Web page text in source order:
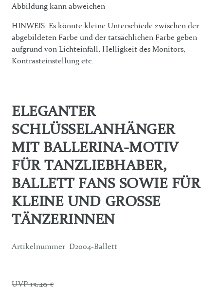
Abbildung kann abweichen
HINWEIS: Es könnte kleine Unterschiede zwischen der
abgebildeten Farbe und der tatsächlichen Farbe geben
aufgrund von Lichteinfall, Helligkeit des Monitors,
Kontrasteinstellung etc.
ELEGANTER
SCHLÜSSELANHÄNGER
MIT BALLERINA-MOTIV
FÜR TANZLIEBHABER,
BALLETT FANS SOWIE FÜR
KLEINE UND GROSSE T
ÄNZERINNEN
Artikelnummer D2004-Ballett
UVP 13,49 €